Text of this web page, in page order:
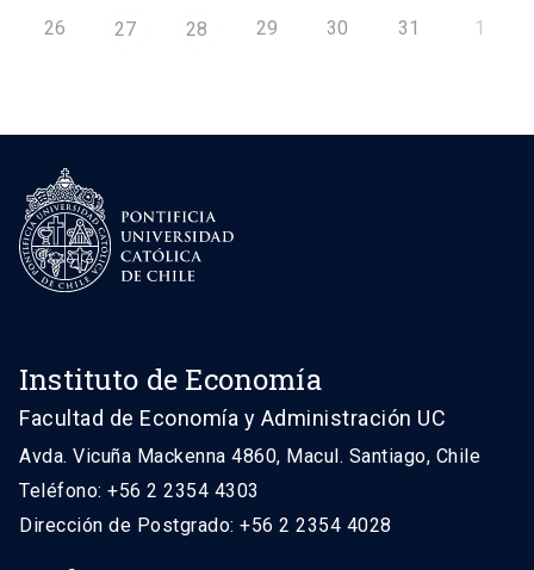
26 27 28 29 30 31 1
Instituto de Economía
Facultad de Economía y Administración UC
Avda. Vicuña Mackenna 4860, Macul. Santiago, Chile
Teléfono: +56 2 2354 4303
Dirección de Postgrado: +56 2 2354 4028